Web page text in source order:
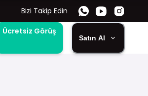
Bizi Takip Edin
Ücretsiz Görüş
Satın Al